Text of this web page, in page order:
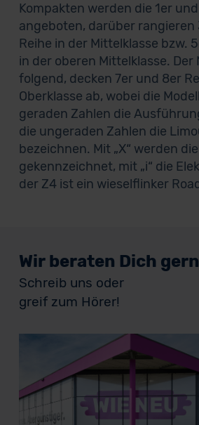
Kompakten werden die 1er
angeboten, darüber rangieren
Reihe in der Mittelklasse bzw.
in der oberen Mittelklasse. Der
folgend, decken 7er und 8er
Oberklasse ab, wobei die
geraden Zahlen die
die ungeraden Zahlen die
bezeichnen. Mit „X“ werden
gekennzeichnet, mit „i“ die
der Z4 ist ein wieselflinker
Wir beraten Dich
Schreib uns oder
greif zum Hörer!